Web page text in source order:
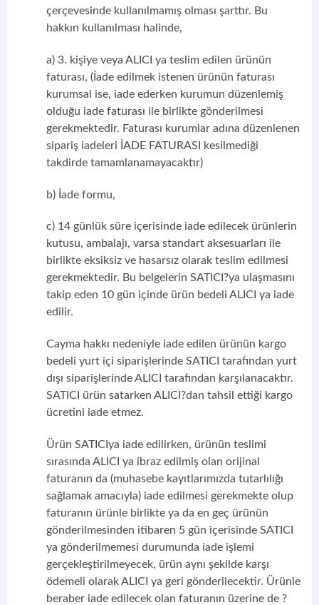
çerçevesinde kullanılmamış olması şarttır. Bu
hakkın kullanılması halinde,
a) 3. kişiye veya ALICI ya teslim edilen ürünün
faturası, (İade edilmek istenen ürünün faturası
kurumsal ise, iade ederken kurumun düzenlemiş
olduğu iade faturası ile birlikte gönderilmesi
gerekmektedir. Faturası kurumlar adına düzenlenen
sipariş iadeleri İADE FATURASI kesilmediği
takdirde tamamlanamayacaktır)
b) İade formu,
c) 14 günlük süre içerisinde iade edilecek ürünlerin
kutusu, ambalajı, varsa standart aksesuarları ile
birlikte eksiksiz ve hasarsız olarak teslim edilmesi
gerekmektedir. Bu belgelerin SATICI?ya ulaşmasını
takip eden 10 gün içinde ürün bedeli ALICI ya iade
edilir.
Cayma hakkı nedeniyle iade edilen ürünün kargo
bedeli yurt içi siparişlerinde SATICI tarafından yurt
dışı siparişlerinde ALICI tarafından karşılanacaktır.
SATICI ürün satarken ALICI?dan tahsil ettiği kargo
ücretini iade etmez.
Ürün SATICIya iade edilirken, ürünün teslimi
sırasında ALICI ya ibraz edilmiş olan orijinal
faturanın da (muhasebe kayıtlarımızda tutarlılığı
sağlamak amacıyla) iade edilmesi gerekmekte olup
faturanın ürünle birlikte ya da en geç ürünün
gönderilmesinden itibaren 5 gün içerisinde SATICI
ya gönderilmemesi durumunda iade işlemi
gerçekleştirilmeyecek, ürün aynı şekilde karşı
ödemeli olarak ALICI ya geri gönderilecektir. Ürünle
beraber iade edilecek olan faturanın üzerine de ?